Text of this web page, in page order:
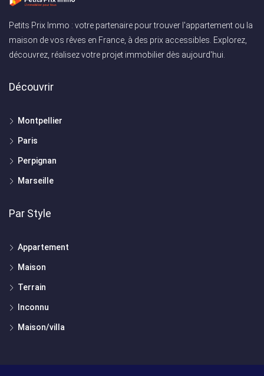
Petits Prix Immo : votre partenaire pour trouver l'appartement ou la
maison de vos rêves en France, à des prix accessibles. Explorez,
découvrez, réalisez votre projet immobilier dès aujourd'hui.
Découvrir
Montpellier
Paris
Perpignan
Marseille
Par Style
Appartement
Maison
Terrain
Inconnu
Maison/villa